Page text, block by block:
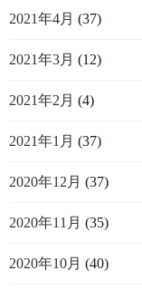
2021年4月 (37)
2021年3月 (12)
2021年2月 (4)
2021年1月 (37)
2020年12月 (37)
2020年11月 (35)
2020年10月 (40)